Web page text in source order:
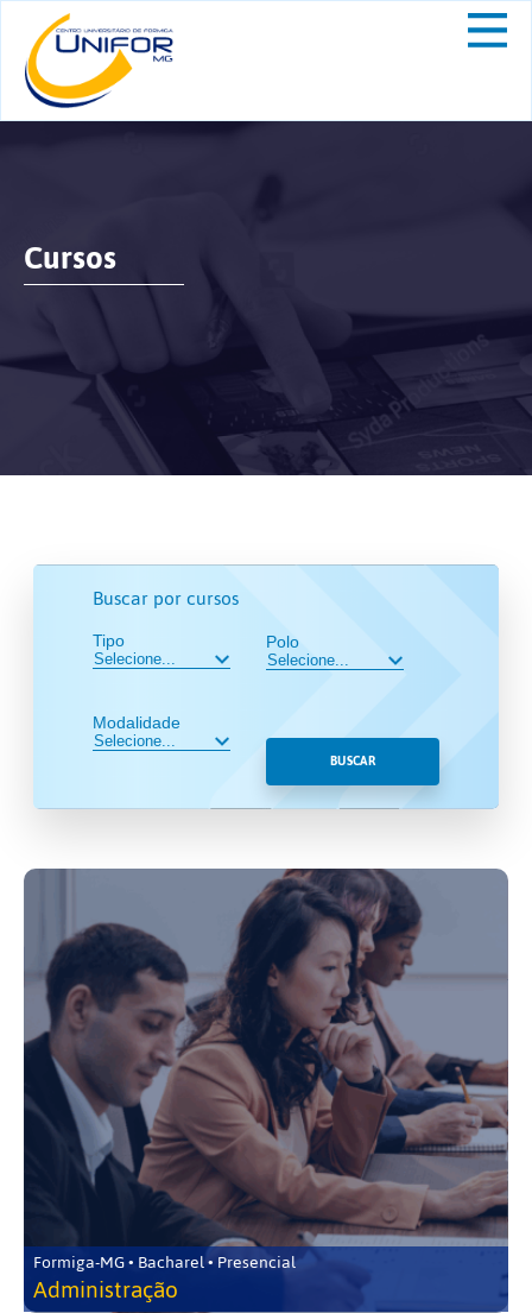
Cursos
Buscar por cursos
Tipo
Modalidade
Polo
BUSCAR
Formiga-MG • Bacharel • Presencial
Administração